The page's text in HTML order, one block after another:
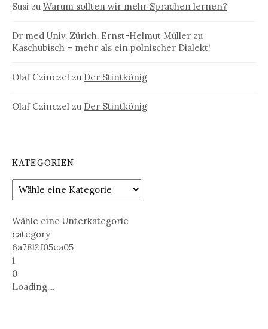
Susi zu Warum sollten wir mehr Sprachen lernen?
Dr med Univ. Zürich. Ernst-Helmut Müller zu
Kaschubisch – mehr als ein polnischer Dialekt!
Olaf Czinczel zu Der Stintkönig
Olaf Czinczel zu Der Stintkönig
KATEGORIEN
Wähle eine Unterkategorie
category
6a7812f05ea05
1
0
Loading....